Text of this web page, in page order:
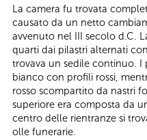
La camera fu trovata
causato da un netto
avvenuto nel III secolo d.C.
quarti dai pilastri alternati
trovava un sedile continuo. I
bianco con profili rossi,
rosso scompartito da nastri
superiore era composta da
centro delle rientranze si
olle funerarie.